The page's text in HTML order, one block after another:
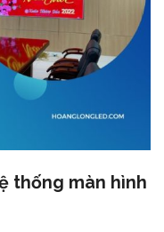
thống màn hình